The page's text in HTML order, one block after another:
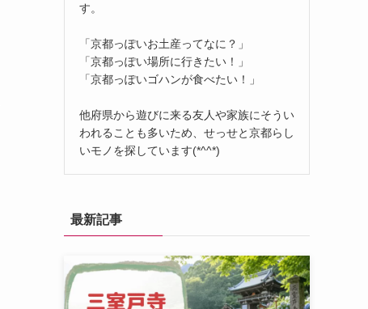
す。
「京都っぽいお土産ってなに？」
「京都っぽい場所に行きたい！」
「京都っぽいゴハンが食べたい！」
他府県から遊びに来る友人や家族にそうい
われることも多いため、せっせと京都らし
いモノを探しています(*^^*)
最新記事